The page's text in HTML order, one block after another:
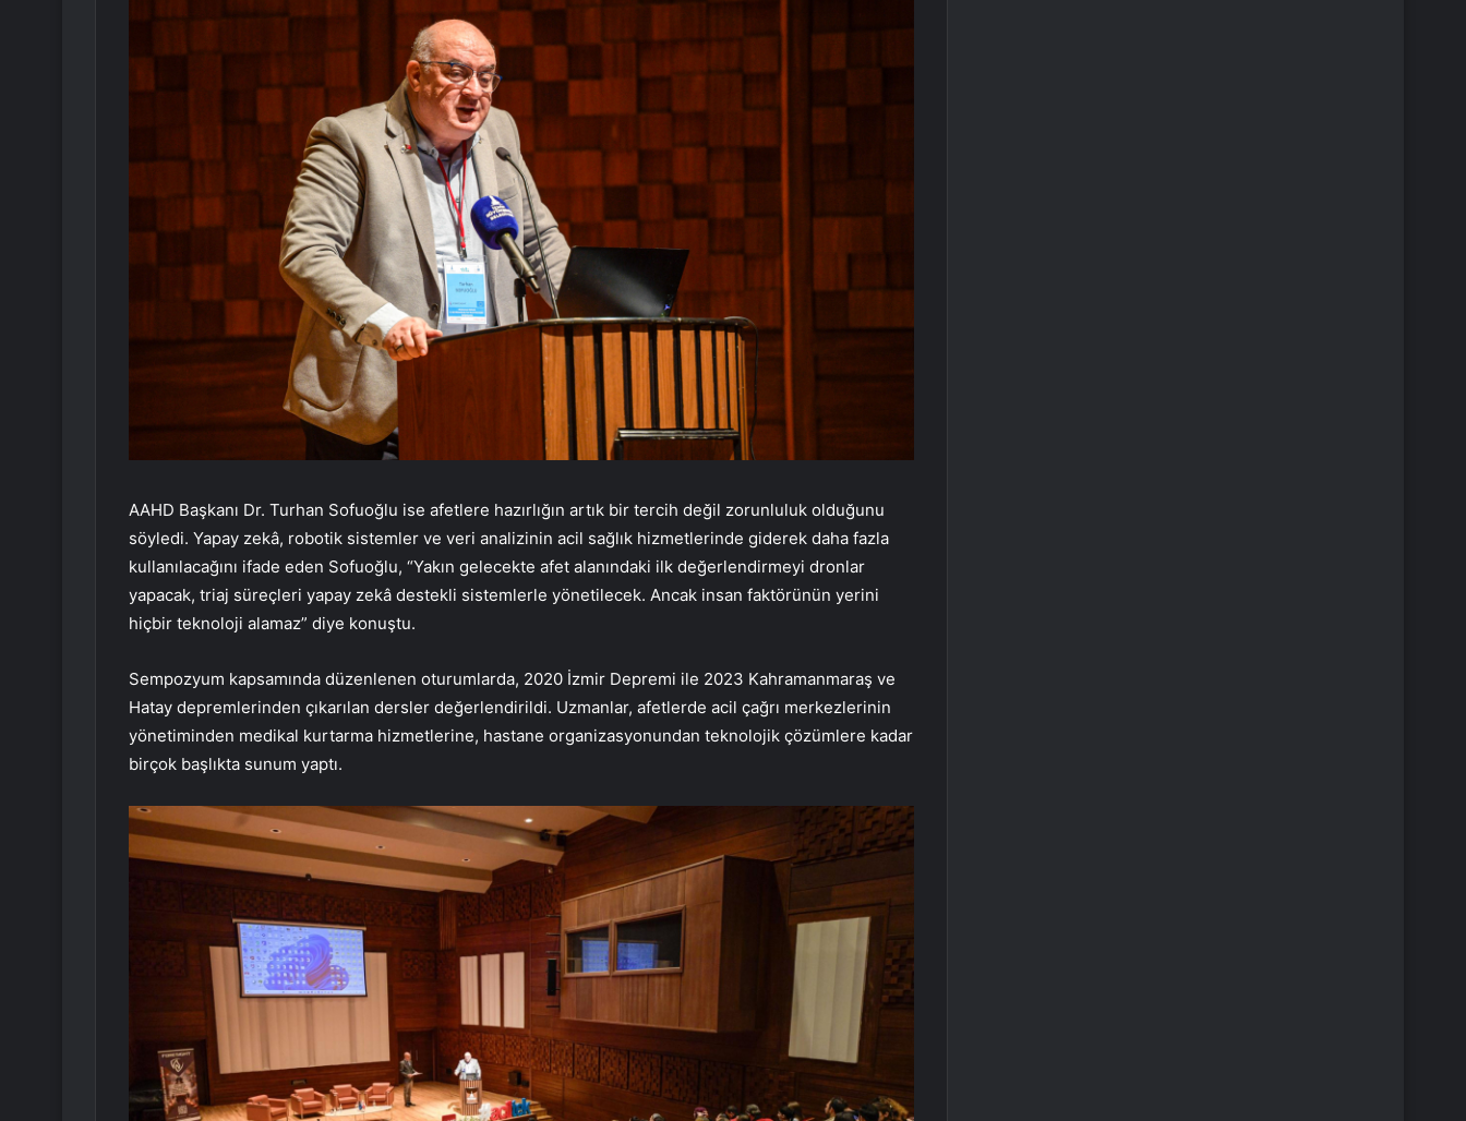
AAHD Başkanı Dr. Turhan Sofuoğlu ise afetlere hazırlığın artık bir tercih değil zorunluluk olduğunu
söyledi. Yapay zekâ, robotik sistemler ve veri analizinin acil sağlık hizmetlerinde giderek daha fazla
kullanılacağını ifade eden Sofuoğlu, “Yakın gelecekte afet alanındaki ilk değerlendirmeyi dronlar
yapacak, triaj süreçleri yapay zekâ destekli sistemlerle yönetilecek. Ancak insan faktörünün yerini
hiçbir teknoloji alamaz” diye konuştu.
Sempozyum kapsamında düzenlenen oturumlarda, 2020 İzmir Depremi ile 2023 Kahramanmaraş ve
Hatay depremlerinden çıkarılan dersler değerlendirildi. Uzmanlar, afetlerde acil çağrı merkezlerinin
yönetiminden medikal kurtarma hizmetlerine, hastane organizasyonundan teknolojik çözümlere kadar
birçok başlıkta sunum yaptı.